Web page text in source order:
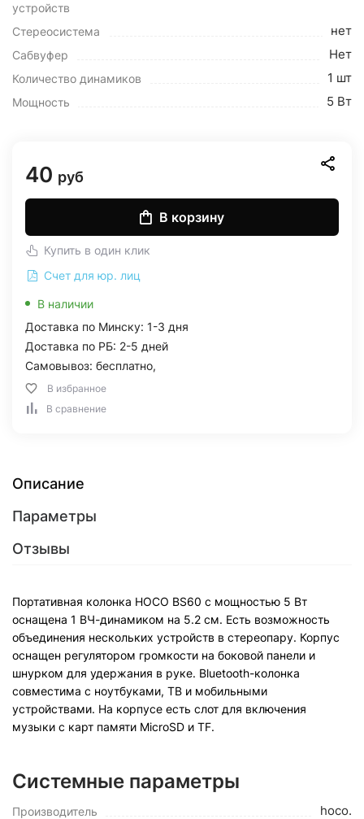
устройств
Стереосистема нет
Сабвуфер Нет
Количество динамиков 1 шт
Мощность 5 Вт
40 руб
В корзину
Купить в один клик
Счет для юр. лиц
В наличии
Доставка по Минску: 1-3 дня
Доставка по РБ: 2-5 дней
Самовывоз: бесплатно,
В избранное
В сравнение
Описание
Параметры
Отзывы
Портативная колонка HOCO BS60 с мощностью 5 Вт
оснащена 1 ВЧ-динамиком на 5.2 см. Есть возможность
объединения нескольких устройств в стереопару. Корпус
оснащен регулятором громкости на боковой панели и
шнурком для удержания в руке. Bluetooth-колонка
совместима с ноутбуками, ТВ и мобильными
устройствами. На корпусе есть слот для включения
музыки с карт памяти MicroSD и TF.
Системные параметры
Производитель hoco.